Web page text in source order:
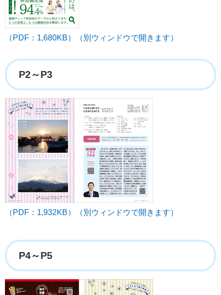
（PDF：1,680KB）（別ウィンドウで開きます）
P2～P3
（PDF：1,932KB）（別ウィンドウで開きます）
P4～P5